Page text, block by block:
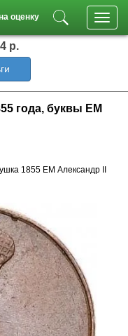
оценку
р.
года, буквы ЕМ
1855 ЕМ Александр II